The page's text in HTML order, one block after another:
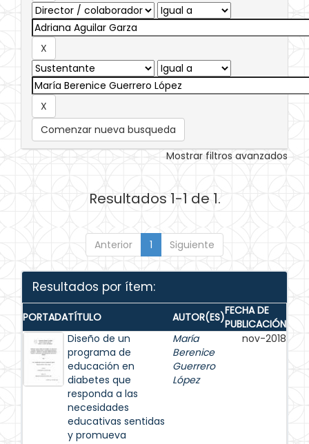
Comenzar nueva busqueda
Mostrar filtros avanzados
Resultados 1-1 de 1.
Anterior 1 Siguiente
Resultados por ítem:
PORTADATÍTULO AUTOR(ES)FECHA DE
PUBLICACIÓN
Diseño de un
programa de
educación en
diabetes que
responda a las
necesidades
educativas sentidas
y promueva
María
Berenice
Guerrero
López
nov-2018